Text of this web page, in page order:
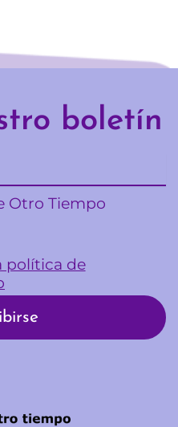
boletín
Otro Tiempo
política de